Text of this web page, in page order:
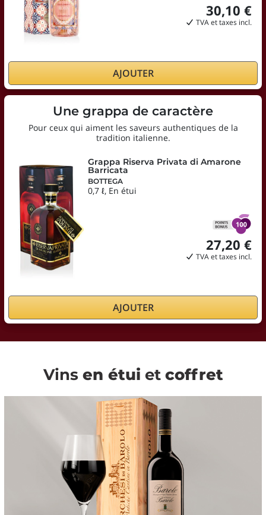
30,10 €
TVA et taxes incl.
AJOUTER
Une grappa de caractère
Pour ceux qui aiment les saveurs authentiques de la
tradition italienne.
Grappa Riserva Privata di Amarone
Barricata
BOTTEGA
0,7 ℓ, En étui
27,20 €
TVA et taxes incl.
AJOUTER
Vins en étui et coffret